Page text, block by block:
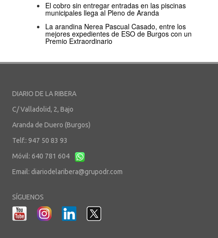
El cobro sin entregar entradas en las piscinas
municipales llega al Pleno de Aranda
La arandina Nerea Pascual Casado, entre los
mejores expedientes de ESO de Burgos con un
Premio Extraordinario
DIARIO DE LA RIBERA
C/ Valladolid, 2, Bajo
Aranda de Duero (Burgos)
Telf.: 947 50 83 93
Móvil: 640 781 604
Email: diariodelaribera@grupodr.com
SÍGUENOS